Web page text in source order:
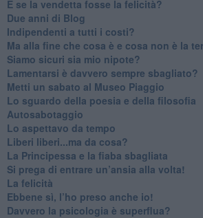
​E se la vendetta fosse la felicità?
​Due anni di Blog
​Indipendenti a tutti i costi?
​Ma alla fine che cosa è e cosa non è la
​Siamo sicuri sia mio nipote?
​Lamentarsi è davvero sempre sbagliato?
​Metti un sabato al Museo Piaggio
​Lo sguardo della poesia e della filosofia
Autosabotaggio
​Lo aspettavo da tempo
​Liberi liberi...ma da cosa?
​La Principessa e la fiaba sbagliata
Si prega di entrare un’ansia alla volta!
​La felicità
​Ebbene sì, l’ho preso anche io!
​Davvero la psicologia è superflua?